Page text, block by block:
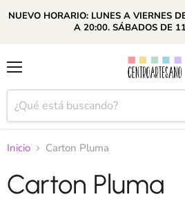
NUEVO HORARIO: LUNES A VIERNES
A 20:00. SÁBADOS DE
Inicio Carton Pluma
Carton Pluma